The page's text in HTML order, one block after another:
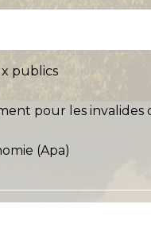
publics
pour les invalides
(Apa)